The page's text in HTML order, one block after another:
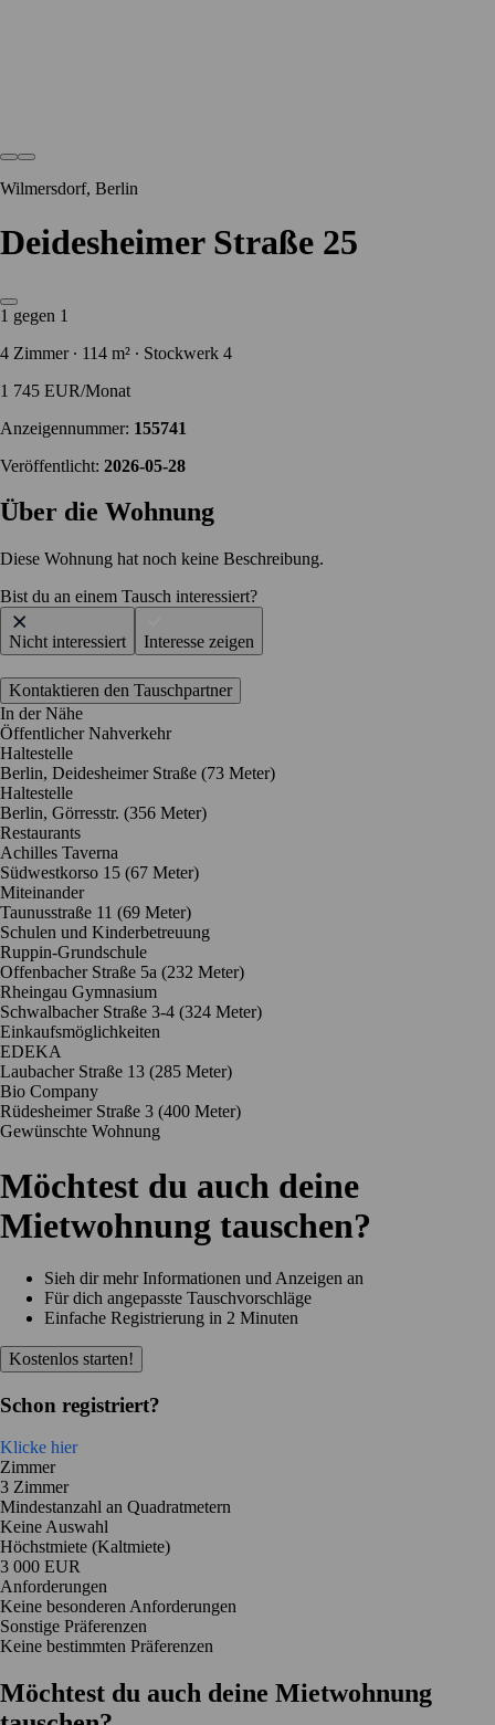
Wilmersdorf, Berlin
Deidesheimer Straße 25
1 gegen 1
4 Zimmer ∙ 114 m² ∙ Stockwerk 4
1 745 EUR/Monat
Anzeigennummer: 155741
Veröffentlicht: 2026-05-28
Über die Wohnung
Diese Wohnung hat noch keine Beschreibung.
Bist du an einem Tausch interessiert?
Nicht interessiert Interesse zeigen
Kontaktieren den Tauschpartner
In der Nähe
Öffentlicher Nahverkehr
Haltestelle
Berlin, Deidesheimer Straße (73 Meter)
Haltestelle
Berlin, Görresstr. (356 Meter)
Restaurants
Achilles Taverna
Südwestkorso 15 (67 Meter)
Miteinander
Taunusstraße 11 (69 Meter)
Schulen und Kinderbetreuung
Ruppin-Grundschule
Offenbacher Straße 5a (232 Meter)
Rheingau Gymnasium
Schwalbacher Straße 3-4 (324 Meter)
Einkaufsmöglichkeiten
EDEKA
Laubacher Straße 13 (285 Meter)
Bio Company
Rüdesheimer Straße 3 (400 Meter)
Gewünschte Wohnung
Möchtest du auch deine
Mietwohnung tauschen?
Sieh dir mehr Informationen und Anzeigen an
Für dich angepasste Tauschvorschläge
Einfache Registrierung in 2 Minuten
Kostenlos starten!
Schon registriert?
Klicke hier
Zimmer
3 Zimmer
Mindestanzahl an Quadratmetern
Keine Auswahl
Höchstmiete (Kaltmiete)
3 000 EUR
Anforderungen
Keine besonderen Anforderungen
Sonstige Präferenzen
Keine bestimmten Präferenzen
Möchtest du auch deine Mietwohnung